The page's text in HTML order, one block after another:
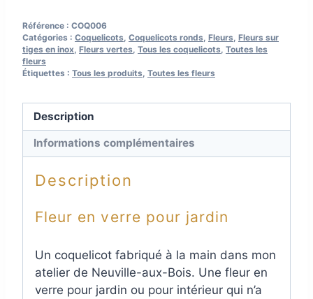
olive
Référence : COQ006
Catégories : Coquelicots, Coquelicots ronds, Fleurs, Fleurs sur
tiges en inox, Fleurs vertes, Tous les coquelicots, Toutes les
fleurs
Étiquettes : Tous les produits, Toutes les fleurs
Description
Informations complémentaires
Description
Fleur en verre pour jardin
Un coquelicot fabriqué à la main dans mon
atelier de Neuville-aux-Bois. Une fleur en
verre pour jardin ou pour intérieur qui n’a